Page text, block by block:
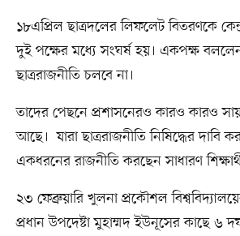
১৮এপ্রিল ছাত্রদলের লিফলেট বিতরণকে
দুই পক্ষের মধ্যে সংঘর্ষ হয়। একপক্ষ
ছাত্ররাজনীতি চলবে না।
তাদের পেছনে প্রশাসনেরও কারও কারও
আছে। যারা ছাত্ররাজনীতি নিষিদ্ধের দাবি
একধরনের রাজনীতি করছেন সাধারণ
২৩ ফেব্রুয়ারি খুলনা প্রকৌশল
প্রধান উপদেষ্টা মুহাম্মদ ইউনূসের কাছে ৬